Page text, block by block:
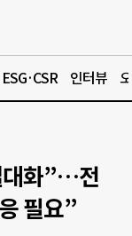
ESG·CSR 인터뷰
대화”…전
필요”